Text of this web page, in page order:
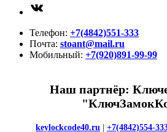
Телефон: +7(4842)551-333
Почта: stoant@mail.ru
Мобильный: +7(920)891-99-99
Наш партнёр:
keylockcode40.ru +7(4842)554-